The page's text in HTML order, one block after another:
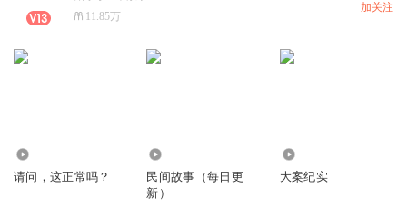
11.85万
加关注
请问，这正常吗？
民间故事（每日更
新）
大案纪实